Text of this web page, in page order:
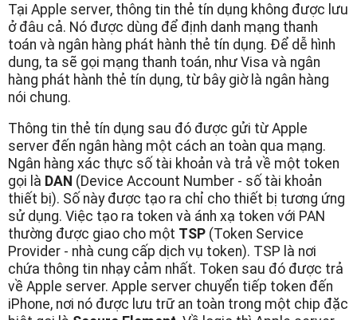
Tại Apple server, thông tin thẻ tín dụng không được lưu
ở đâu cả. Nó được dùng để định danh mạng thanh
toán và ngân hàng phát hành thẻ tín dụng. Để dễ hình
dung, ta sẽ gọi mạng thanh toán, như Visa và ngân
hàng phát hành thẻ tín dụng, từ bây giờ là ngân hàng
nói chung.
Thông tin thẻ tín dụng sau đó được gửi từ Apple
server đến ngân hàng một cách an toàn qua mạng.
Ngân hàng xác thực số tài khoản và trả về một token
gọi là DAN (Device Account Number - số tài khoản
thiết bị). Số này được tạo ra chỉ cho thiết bị tương ứng
sử dụng. Việc tạo ra token và ánh xạ token với PAN
thường được giao cho một TSP (Token Service
Provider - nhà cung cấp dịch vụ token). TSP là nơi
chứa thông tin nhạy cảm nhất. Token sau đó được trả
về Apple server. Apple server chuyển tiếp token đến
iPhone, nơi nó được lưu trữ an toàn trong một chip đặc